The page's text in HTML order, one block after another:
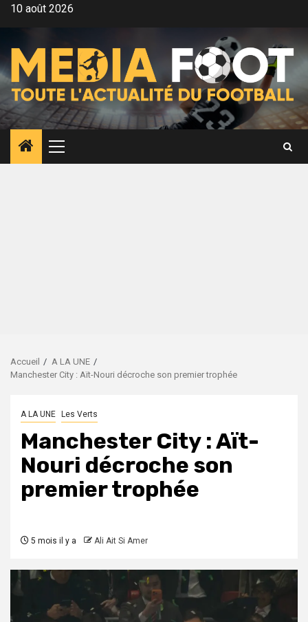
Aller10 août 2026
Menu
principal
Accueil
A LA UNE
Manchester City : Aït-Nouri décroche son premier trophée
A LA UNE Les Verts
Manchester City : Aït-
Nouri décroche son
premier trophée
5 mois il y a Ali Ait Si Amer